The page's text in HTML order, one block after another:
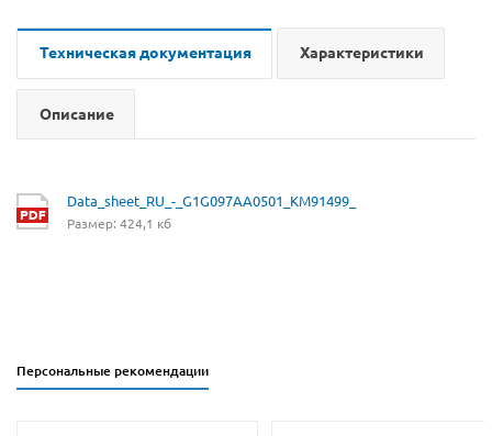
Техническая документация Характеристики
Описание
Data_sheet_RU_-_G1G097AA0501_KM91499_
Размер: 424,1 кб
Персональные рекомендации